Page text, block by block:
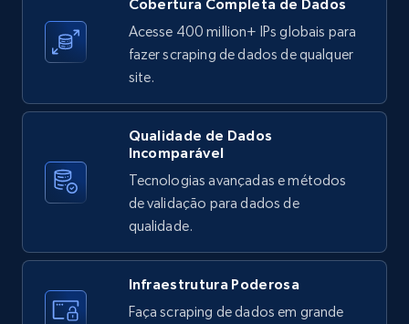
Reviews count shop, Reviews count item, Initial
price, and more.
323+
Etsy - Collects data from shop's URL
URL, Product id, Listing inventory id, Title, Rating,
Reviews count shop, Reviews count item, Initial
price, and more.
1.9K+ 323+ Comece grátis
Cobertura Completa de Dados
Acesse 400 million+ IPs globais para
fazer scraping de dados de qualquer
site.
Qualidade de Dados
Incomparável
Tecnologias avançadas e métodos
de validação para dados de
qualidade.
Infraestrutura Poderosa
Faça scraping de dados em grande